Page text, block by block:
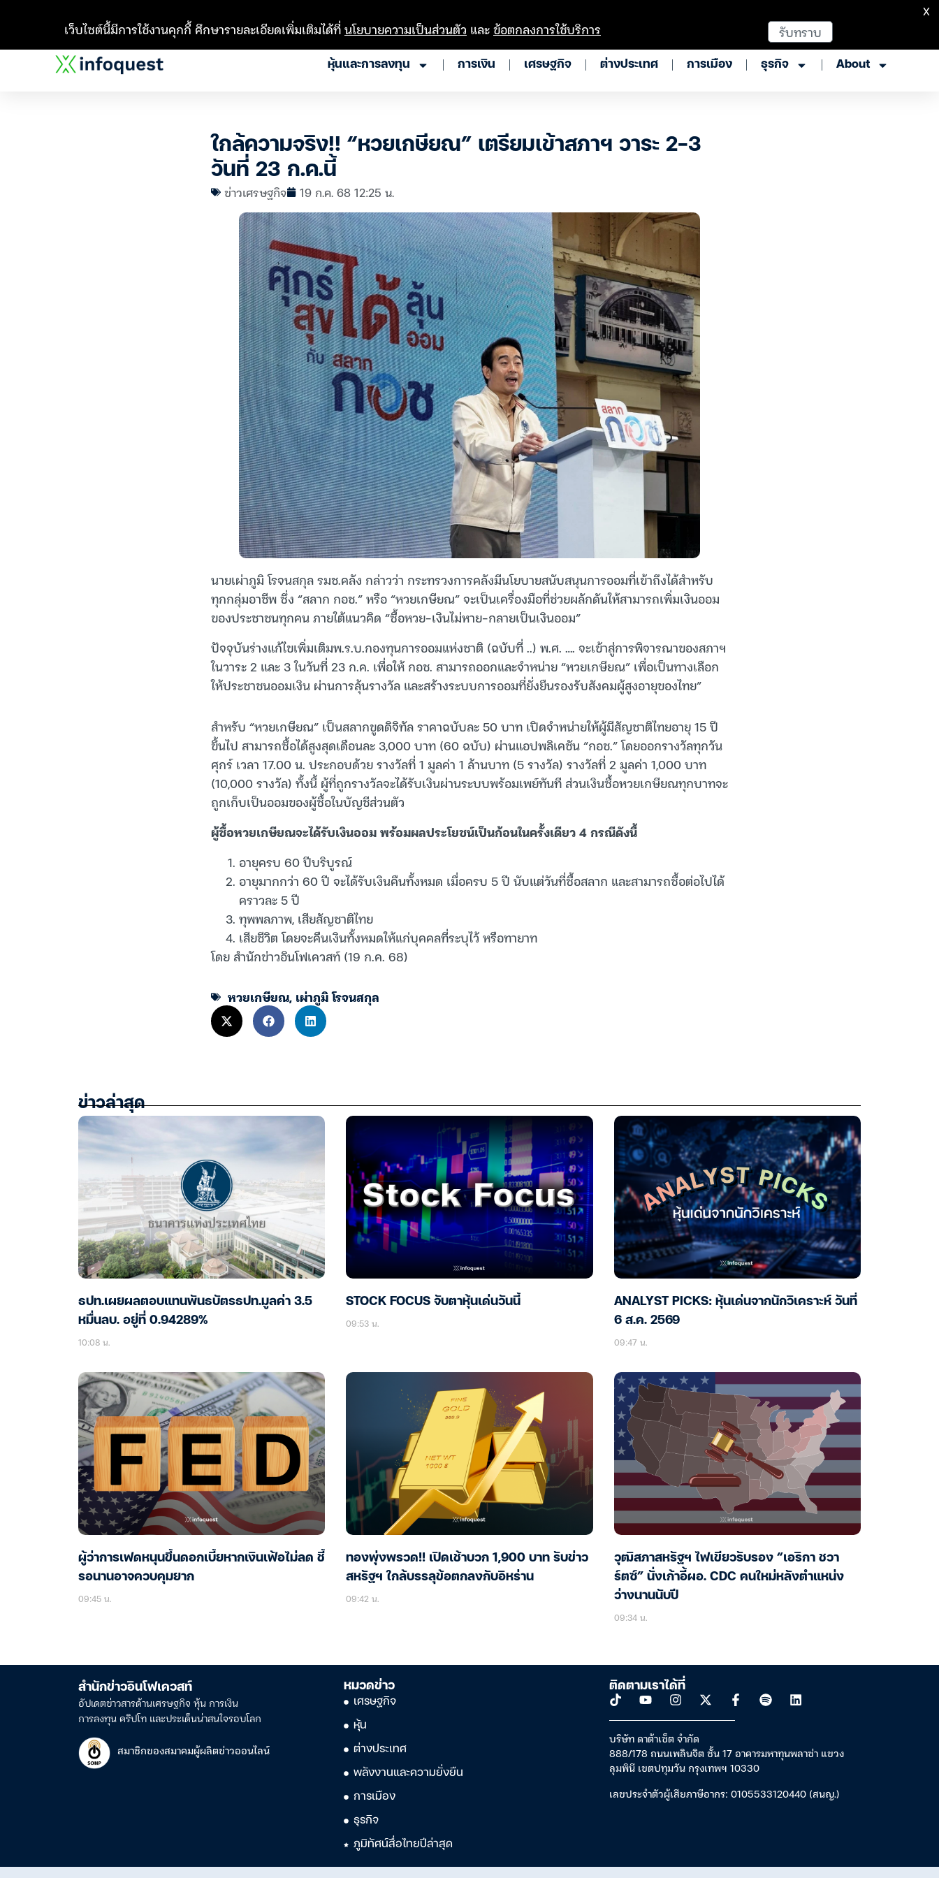
หุ้นและการลงทุน การเงิน เศรษฐกิจ ต่างประเทศ การเมือง ธุรกิจ About
ใกล้ความจริง!! “หวยเกษียณ” เตรียมเข้าสภาฯ วาระ 2-3
วันที่ 23 ก.ค.นี้
ข่าวเศรษฐกิจ 19 ก.ค. 68 12:25 น.
นายเผ่าภูมิ โรจนสกุล รมช.คลัง กล่าวว่า กระทรวงการคลังมีนโยบายสนับสนุนการออมที่เข้าถึงได้สำหรับ
ทุกกลุ่มอาชีพ ซึ่ง “สลาก กอช.” หรือ “หวยเกษียณ” จะเป็นเครื่องมือที่ช่วยผลักดันให้สามารถเพิ่มเงินออม
ของประชาชนทุกคน ภายใต้แนวคิด “ซื้อหวย-เงินไม่หาย-กลายเป็นเงินออม”
ปัจจุบันร่างแก้ไขเพิ่มเติมพ.ร.บ.กองทุนการออมแห่งชาติ (ฉบับที่ ..) พ.ศ. …. จะเข้าสู่การพิจารณาของสภาฯ
ในวาระ 2 และ 3 ในวันที่ 23 ก.ค. เพื่อให้ กอช. สามารถออกและจำหน่าย “หวยเกษียณ” เพื่อเป็นทางเลือก
ให้ประชาชนออมเงิน ผ่านการลุ้นรางวัล และสร้างระบบการออมที่ยั่งยืนรองรับสังคมผู้สูงอายุของไทย”
สำหรับ “หวยเกษียณ” เป็นสลากขูดดิจิทัล ราคาฉบับละ 50 บาท เปิดจำหน่ายให้ผู้มีสัญชาติไทยอายุ 15 ปี
ขึ้นไป สามารถซื้อได้สูงสุดเดือนละ 3,000 บาท (60 ฉบับ) ผ่านแอปพลิเคชัน “กอช.” โดยออกรางวัลทุกวัน
ศุกร์ เวลา 17.00 น. ประกอบด้วย รางวัลที่ 1 มูลค่า 1 ล้านบาท (5 รางวัล) รางวัลที่ 2 มูลค่า 1,000 บาท
(10,000 รางวัล) ทั้งนี้ ผู้ที่ถูกรางวัลจะได้รับเงินผ่านระบบพร้อมเพย์ทันที ส่วนเงินซื้อหวยเกษียณทุกบาทจะ
ถูกเก็บเป็นออมของผู้ซื้อในบัญชีส่วนตัว
ผู้ซื้อหวยเกษียณจะได้รับเงินออม พร้อมผลประโยชน์เป็นก้อนในครั้งเดียว 4 กรณีดังนี้
อายุครบ 60 ปีบริบูรณ์
อายุมากกว่า 60 ปี จะได้รับเงินคืนทั้งหมด เมื่อครบ 5 ปี นับแต่วันที่ซื้อสลาก และสามารถซื้อต่อไปได้
คราวละ 5 ปี
ทุพพลภาพ, เสียสัญชาติไทย
เสียชีวิต โดยจะคืนเงินทั้งหมดให้แก่บุคคลที่ระบุไว้ หรือทายาท
โดย สำนักข่าวอินโฟเควสท์ (19 ก.ค. 68)
หวยเกษียณ, เผ่าภูมิ โรจนสกุล
ข่าวล่าสุด
ธปท.เผยผลตอบแทนพันธบัตรธปท.มูลค่า 3.5
หมื่นลบ. อยู่ที่ 0.94289%
10:08 น.
STOCK FOCUS จับตาหุ้นเด่นวันนี้
09:53 น.
ANALYST PICKS: หุ้นเด่นจากนักวิเคราะห์ วันที่
6 ส.ค. 2569
09:47 น.
ผู้ว่าการเฟดหนุนขึ้นดอกเบี้ยหากเงินเฟ้อไม่ลด ชี้
รอนานอาจควบคุมยาก
09:45 น.
ทองพุ่งพรวด!! เปิดเช้าบวก 1,900 บาท รับข่าว
สหรัฐฯ ใกล้บรรลุข้อตกลงกับอิหร่าน
09:42 น.
วุฒิสภาสหรัฐฯ ไฟเขียวรับรอง “เอริกา ชวา
ร์ตซ์” นั่งเก้าอี้ผอ. CDC คนใหม่หลังตำแหน่ง
ว่างนานนับปี
09:34 น.
สำนักข่าวอินโฟเควสท์
อัปเดตข่าวสารด้านเศรษฐกิจ หุ้น การเงิน
การลงทุน คริปโท และประเด็นน่าสนใจรอบโลก
สมาชิกของสมาคมผู้ผลิตข่าวออนไลน์
หมวดข่าว
เศรษฐกิจ
หุ้น
ต่างประเทศ
พลังงานและความยั่งยืน
การเมือง
ธุรกิจ
ภูมิทัศน์สื่อไทยปีล่าสุด
ติดตามเราได้ที่
บริษัท ดาต้าเซ็ต จำกัด
888/178 ถนนเพลินจิต ชั้น 17 อาคารมหาทุนพลาซ่า แขวง
ลุมพินี เขตปทุมวัน กรุงเทพฯ 10330
เลขประจำตัวผู้เสียภาษีอากร: 0105533120440 (สนญ.)
เว็บไซต์นี้มีการใช้งานคุกกี้ ศึกษารายละเอียดเพิ่มเติมได้ที่นโยบายความเป็นส่วนตัว และข้อตกลงการใช้บริการ รับทราบ
X